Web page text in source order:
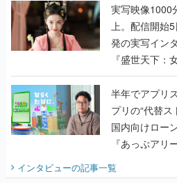
んだレジェン
実写映像1000
上。配信開始
発の実写イン
『盛世天下：
うこだわりを
半年でアプリスト
プリの“代替
国内向けロー
『あっぷアリ
インタビューの記事一覧